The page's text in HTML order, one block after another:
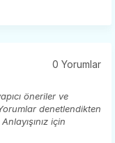
0 Yorumlar
öneriler ve
denetlendikten
için